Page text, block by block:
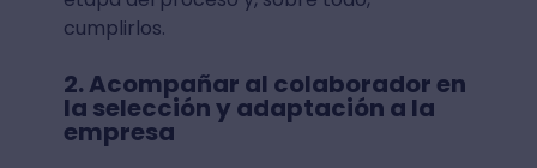
cumplirlos.
2. Acompañar al colaborador en
la selección y adaptación a la
empresa